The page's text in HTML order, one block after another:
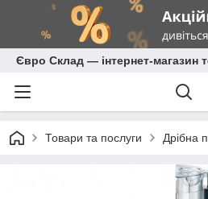
Євро Склад — інтернет-магазин
Товари та послуги Дрібна